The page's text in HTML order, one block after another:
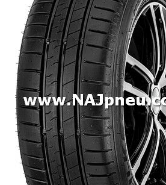
Dodávkové + malé úžitkové
Celoročné pneumatiky
Osobné/crossover + malé úžitkové
SUV/crossover + OFFRoad-ové
Dodávkové + malé úžitkové
Disky